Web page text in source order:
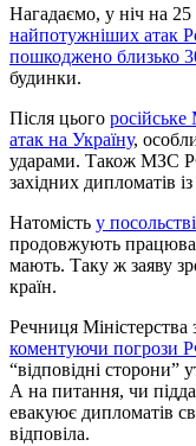
Нагадаємо, у ніч на 25
найпотужніших атак
пошкоджено близько
будинки.
Після цього
атак на Україну,
ударами. Також МЗС
західних дипломатів
Натомість у
продовжують
мають. Таку ж заяву
країн.
Речниця
коментуючи погрози
“відповідні сторони”
А на питання, чи
евакуює дипломатів
відповіла.